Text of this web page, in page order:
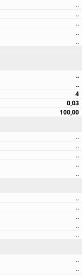
..
..
..
..
..
..
..
4
0,03
100,00
..
..
..
..
..
..
..
..
..
..
..
..